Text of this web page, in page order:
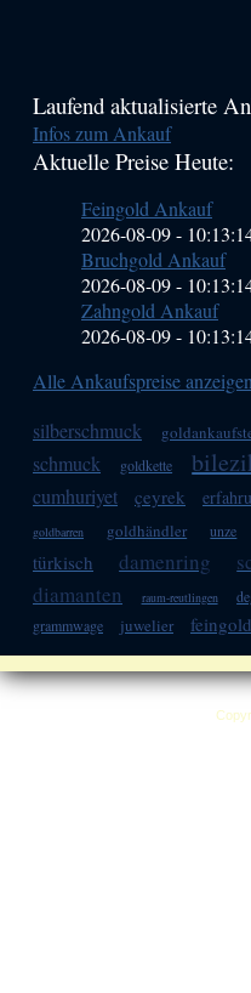
Haupt-
Sidebar
Laufend aktualisierte
Infos zum Ankauf
Aktuelle Preise Heute:
Feingold Ankauf
2026-08-09 -
Bruchgold Ankauf
2026-08-09 -
Zahngold Ankauf
2026-08-09 -
Alle Ankaufspreise anzeigen
silberschmuck
schmuck
goldkette
cumhuriyet
çeyrek
goldbarren goldhändler unze
türkisch damenring
diamanten raum-reutlingen
grammwage juwelier feingold